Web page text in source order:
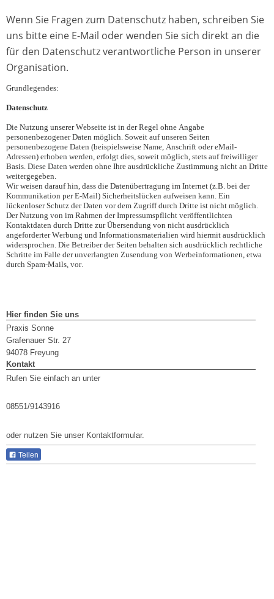
Wenn Sie Fragen zum Datenschutz haben, schreiben Sie
uns bitte eine E-Mail oder wenden Sie sich direkt an die
für den Datenschutz verantwortliche Person in unserer
Organisation.
Grundlegendes:
Datenschutz
Die Nutzung unserer Webseite ist in der Regel ohne Angabe
personenbezogener Daten möglich. Soweit auf unseren Seiten
personenbezogene Daten (beispielsweise Name, Anschrift oder eMail-
Adressen) erhoben werden, erfolgt dies, soweit möglich, stets auf freiwilliger
Basis. Diese Daten werden ohne Ihre ausdrückliche Zustimmung nicht an Dritte
weitergegeben.
Wir weisen darauf hin, dass die Datenübertragung im Internet (z.B. bei der
Kommunikation per E-Mail) Sicherheitslücken aufweisen kann. Ein
lückenloser Schutz der Daten vor dem Zugriff durch Dritte ist nicht möglich.
Der Nutzung von im Rahmen der Impressumspflicht veröffentlichten
Kontaktdaten durch Dritte zur Übersendung von nicht ausdrücklich
angeforderter Werbung und Informationsmaterialien wird hiermit ausdrücklich
widersprochen. Die Betreiber der Seiten behalten sich ausdrücklich rechtliche
Schritte im Falle der unverlangten Zusendung von Werbeinformationen, etwa
durch Spam-Mails, vor.
Hier finden Sie uns
Praxis Sonne
Grafenauer Str. 27
94078 Freyung
Kontakt
Rufen Sie einfach an unter
08551/9143916
oder nutzen Sie unser Kontaktformular.
Teilen